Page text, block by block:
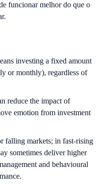
funcionar melhor do que o
investing a fixed amount
or monthly), regardless of
reduce the impact of
emotion from investment
markets; in fast‑rising
sometimes deliver higher
and behavioural